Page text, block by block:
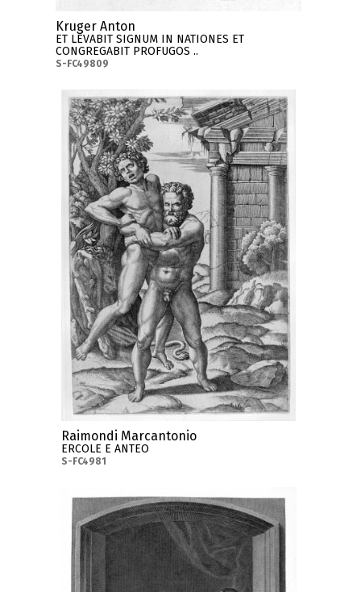
Kruger Anton
ET LEVABIT SIGNUM IN NATIONES ET
CONGREGABIT PROFUGOS ..
S-FC49809
Raimondi Marcantonio
ERCOLE E ANTEO
S-FC4981